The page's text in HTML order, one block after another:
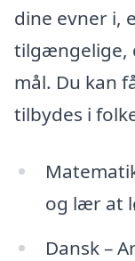
dine evner i,
tilgængelige,
mål. Du kan
tilbydes i
og lær at
Dansk –